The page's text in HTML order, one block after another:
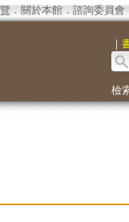
． 關於本館． 諮詢委員會
｜
檢